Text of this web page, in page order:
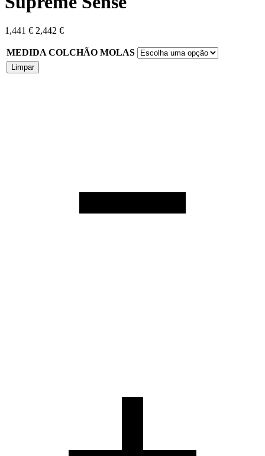
1,441 € 2,442 €
MEDIDA COLCHÃO MOLAS
Limpar